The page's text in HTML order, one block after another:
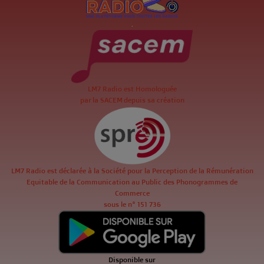
.
LM7 Radio est Homologuée
par la SACEM depuis sa création
LM7 Radio est déclarée à la Société pour la Perception de la Rémunération
Equitable de la Communication au Public des Phonogrammes de
Commerce
sous le n° 151 736
Disponible sur